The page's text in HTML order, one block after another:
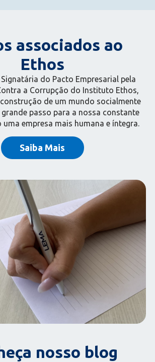
associados ao
Ethos
do Pacto Empresarial pela
a Corrupção do Instituto Ethos,
de um mundo socialmente
passo para a nossa constante
empresa mais humana e íntegra.
Saiba Mais
nosso blog